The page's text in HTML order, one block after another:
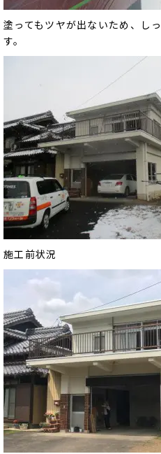
塗ってもツヤが出ないため、し
す。
施工前状況